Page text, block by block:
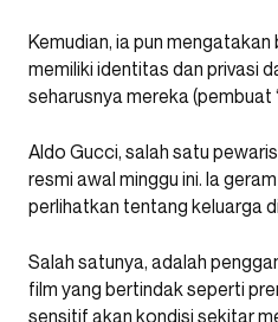
Kemudian, ia pun
memiliki identitas dan privasi
seharusnya mereka (pembuat ‘
Aldo Gucci, salah satu
resmi awal minggu ini. Ia
perlihatkan tentang keluarga
Salah satunya, adalah
film yang bertindak seperti
sensitif akan kondisi sekitar